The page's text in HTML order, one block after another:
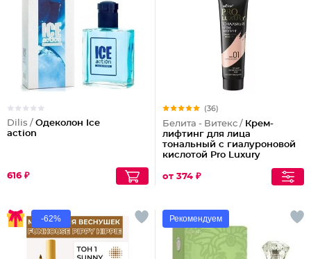
Dilis / Одеколон Ice
action
616 ₽
(36)
Белита - Витекс / Крем-
лифтинг для лица
тональный с гиалуроновой
кислотой Pro Luxury
от 374 ₽
-62% Рекомендуем